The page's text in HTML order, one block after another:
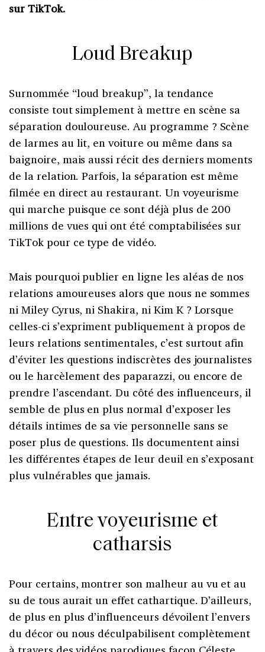
sur TikTok.
Loud Breakup
Surnommée “loud breakup”, la tendance
consiste tout simplement à mettre en scène sa
séparation douloureuse. Au programme ? Scène
de larmes au lit, en voiture ou même dans sa
baignoire, mais aussi récit des derniers moments
de la relation. Parfois, la séparation est même
filmée en direct au restaurant. Un voyeurisme
qui marche puisque ce sont déjà plus de 200
millions de vues qui ont été comptabilisées sur
TikTok pour ce type de vidéo.
Mais pourquoi publier en ligne les aléas de nos
relations amoureuses alors que nous ne sommes
ni Miley Cyrus, ni Shakira, ni Kim K ? Lorsque
celles-ci s’expriment publiquement à propos de
leurs relations sentimentales, c’est surtout afin
d’éviter les questions indiscrètes des journalistes
ou le harcèlement des paparazzi, ou encore de
prendre l’ascendant. Du côté des influenceurs, il
semble de plus en plus normal d’exposer les
détails intimes de sa vie personnelle sans se
poser plus de questions. Ils documentent ainsi
les différentes étapes de leur deuil en s’exposant
plus vulnérables que jamais.
Entre voyeurisme et
catharsis
Pour certains, montrer son malheur au vu et au
su de tous aurait un effet cathartique. D’ailleurs,
de plus en plus d’influenceurs dévoilent l’envers
du décor ou nous déculpabilisent complètement